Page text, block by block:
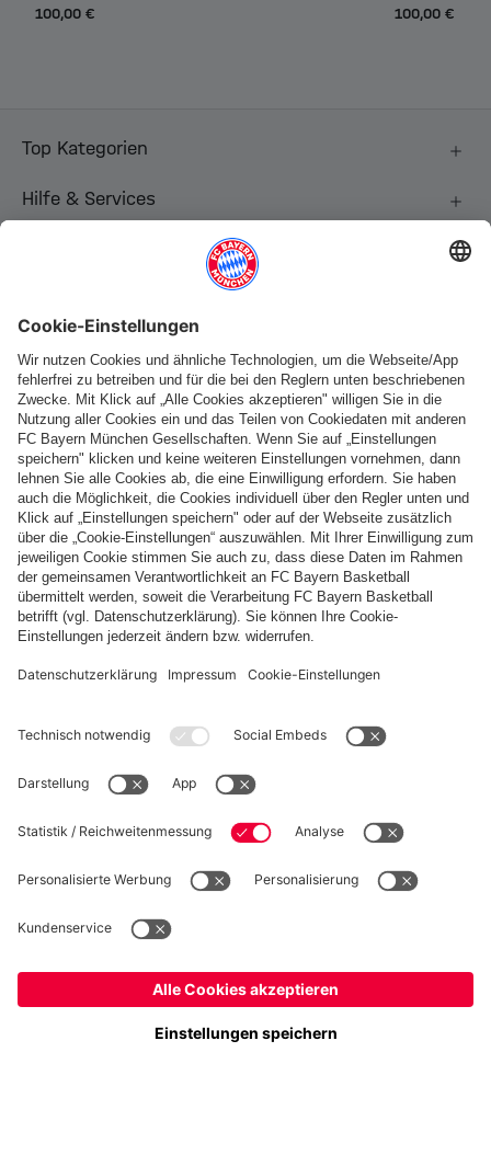
100,00 €
100,00 €
Top Kategorien
Hilfe & Services
Folge uns
Zahlung & Lieferung
FC Bayern Store App
WIDERRUF
Datenschutz
Cookie Details
Preise inklusive MwSt. und zzgl. Versandkosten
© FC Bayern München AG
FC Bayern München AG, Säbener Str. 51-57, 81547 München
Ja,Deutschland, um dorthin zu liefern!
Nein,Global, um dorthin zu liefern!